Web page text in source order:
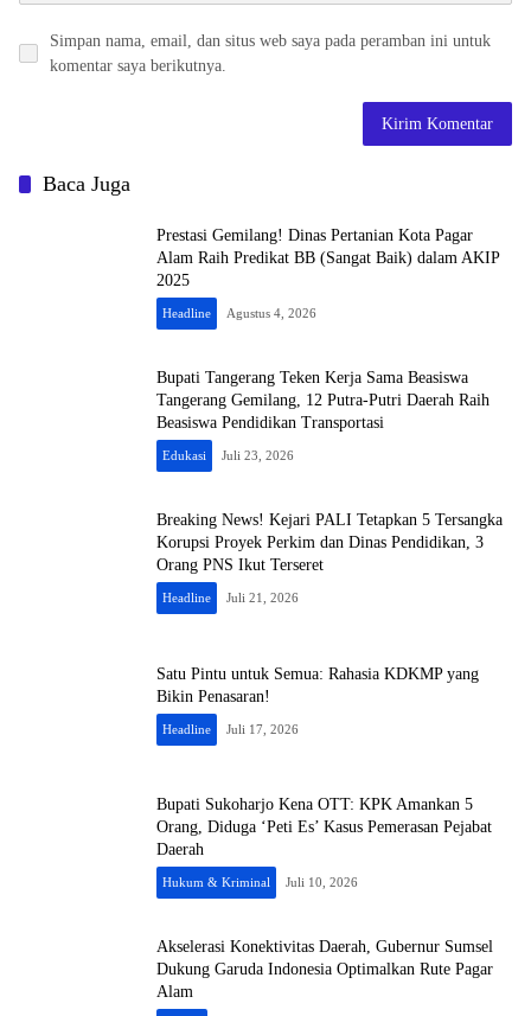
Simpan nama, email, dan situs web saya pada peramban ini untuk
komentar saya berikutnya.
Baca Juga
Prestasi Gemilang! Dinas Pertanian Kota Pagar
Alam Raih Predikat BB (Sangat Baik) dalam AKIP
2025
Headline Agustus 4, 2026
Bupati Tangerang Teken Kerja Sama Beasiswa
Tangerang Gemilang, 12 Putra-Putri Daerah Raih
Beasiswa Pendidikan Transportasi
Edukasi Juli 23, 2026
Breaking News! Kejari PALI Tetapkan 5 Tersangka
Korupsi Proyek Perkim dan Dinas Pendidikan, 3
Orang PNS Ikut Terseret
Headline Juli 21, 2026
Satu Pintu untuk Semua: Rahasia KDKMP yang
Bikin Penasaran!
Headline Juli 17, 2026
​Bupati Sukoharjo Kena OTT: KPK Amankan 5
Orang, Diduga ‘Peti Es’ Kasus Pemerasan Pejabat
Daerah
Hukum & Kriminal Juli 10, 2026
​Akselerasi Konektivitas Daerah, Gubernur Sumsel
Dukung Garuda Indonesia Optimalkan Rute Pagar
Alam